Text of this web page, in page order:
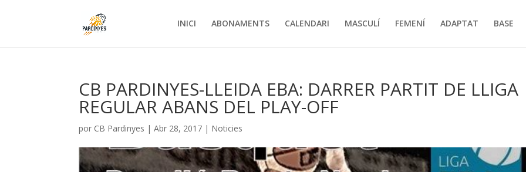
INICI ABONAMENTS CALENDARI MASCULÍ FEMENÍ ADAPTAT BASE
CB PARDINYES-LLEIDA EBA: DARRER PARTIT DE LLIGA
REGULAR ABANS DEL PLAY-OFF
por CB Pardinyes |Abr 28, 2017 | Noticies